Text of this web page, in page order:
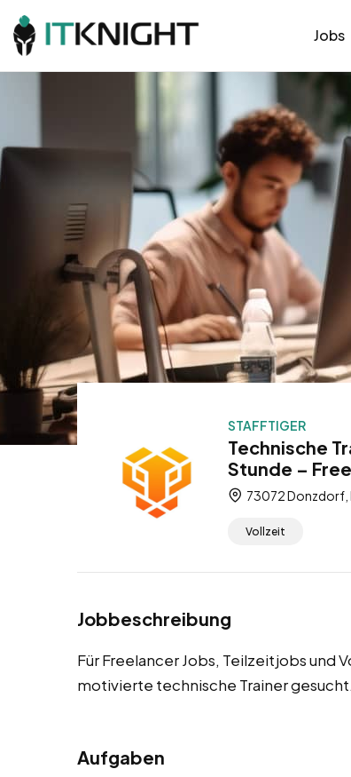
Jobs
STAFFTIGER
Technische
Stunde –
73072
Vollzeit
Jobbeschreibung
Für Freelancer Jobs, Teilzeitjobs und
motivierte technische Trainer gesucht.
Aufgaben